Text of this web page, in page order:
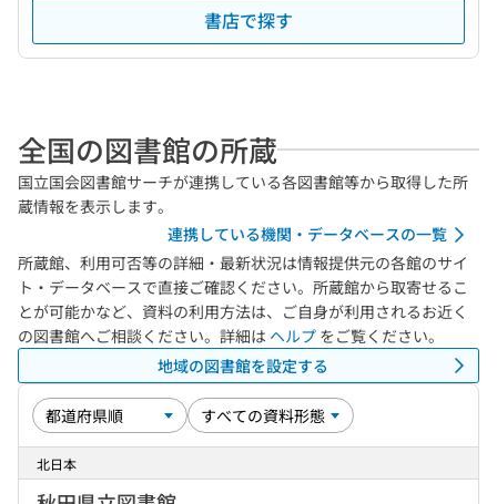
書店で探す
全国の図書館の所蔵
国立国会図書館サーチが連携している各図書館等から取得した所
蔵情報を表示します。
連携している機関・データベースの一覧
所蔵館、利用可否等の詳細・最新状況は情報提供元の各館のサイ
ト・データベースで直接ご確認ください。所蔵館から取寄せるこ
とが可能かなど、資料の利用方法は、ご自身が利用されるお近く
の図書館へご相談ください。詳細は ヘルプ をご覧ください。
地域の図書館を設定する
北日本